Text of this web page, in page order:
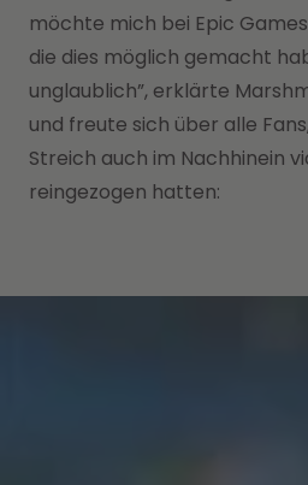
möchte mich bei Epic
die dies möglich gemacht
unglaublich”, erklärte
und freute sich über alle
Streich auch im Nachhinein
reingezogen hatten: